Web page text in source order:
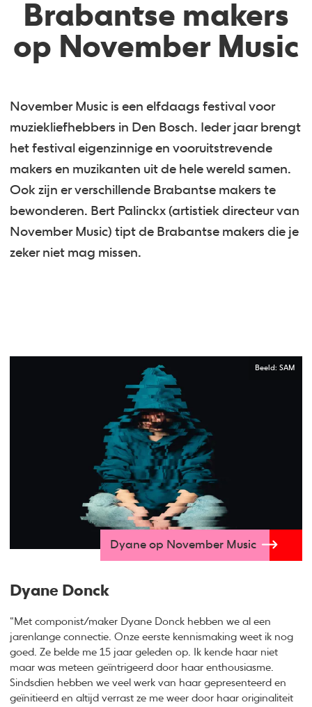
Brabantse makers
op November Music
November Music is een elfdaags festival voor
muziekliefhebbers in Den Bosch. Ieder jaar brengt
het festival eigenzinnige en vooruitstrevende
makers en muzikanten uit de hele wereld samen.
Ook zijn er verschillende Brabantse makers te
bewonderen. Bert Palinckx (artistiek directeur van
November Music) tipt de Brabantse makers die je
zeker niet mag missen.
Dyane Donck
“Met componist/maker Dyane Donck hebben we al een
jarenlange connectie. Onze eerste kennismaking weet ik nog
goed. Ze belde me 15 jaar geleden op. Ik kende haar niet
maar was meteen geïntrigeerd door haar enthousiasme.
Sindsdien hebben we veel werk van haar gepresenteerd en
geïnitieerd en altijd verrast ze me weer door haar originaliteit
Beeld: SAM
Dyane op November Music